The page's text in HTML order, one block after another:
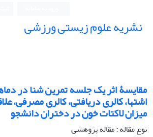
نشریه علوم زیستی ورزشی
مقایسۀ اثر یک جلسه تمرین شنا در
اشتها، کالری دریافتی، کالری مصرفی،
میزان لاکتات خون در دختران دانشجو
نوع مقاله : مقاله پژوهشی